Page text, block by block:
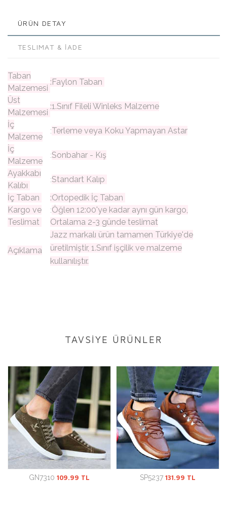
ÜRÜN DETAY
TESLIMAT & İADE
Taban
Malzemesi
:Faylon Taban
Üst
Malzemesi
:1.Sınıf Fileli Winleks Malzeme
İç
Malzeme
:Terleme veya Koku Yapmayan Astar
İç
Malzeme
:Sonbahar - Kış
Ayakkabı
Kalıbı
:Standart Kalıp
İç Taban
:Ortopedik İç Taban
Kargo ve
Teslimat
:Öğlen 12:00'ye kadar aynı gün kargo,
Ortalama 2-3 günde teslimat
Açıklama
Jazz markalı ürün tamamen Türkiye'de
üretilmiştir, 1.Sınıf işçilik ve malzeme
kullanılıştır.
TAVSİYE ÜRÜNLER
GN7310 109.99 TL SP5237 131.99 TL